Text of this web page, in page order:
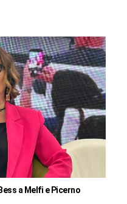
a Melfi e Picerno